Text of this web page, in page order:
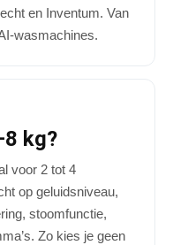
en Inventum. Van
wasmachines.
kg?
voor 2 tot 4
op geluidsniveau,
stoomfunctie,
Zo kies je geen